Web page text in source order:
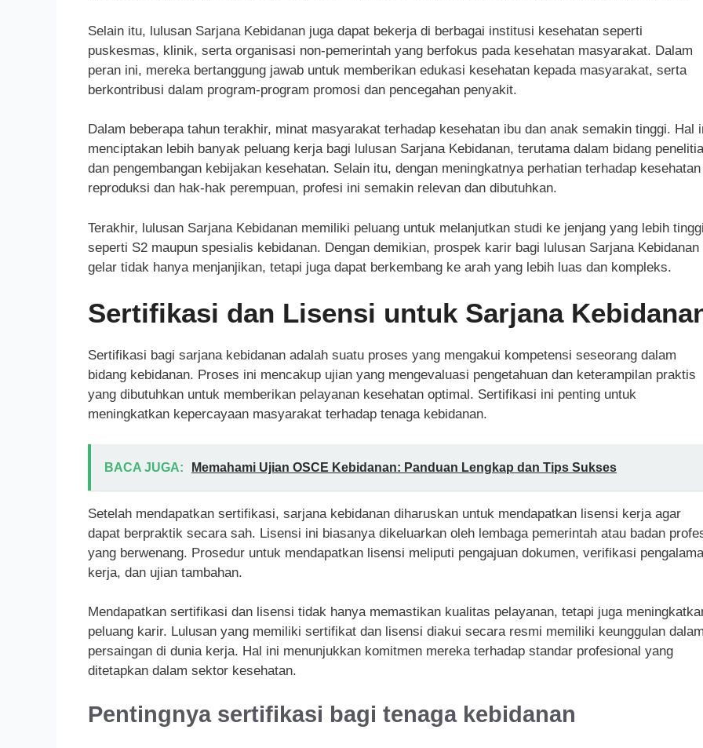
Selain itu, lulusan Sarjana Kebidanan juga dapat bekerja di berbagai institusi kesehatan seperti
puskesmas, klinik, serta organisasi non-pemerintah yang berfokus pada kesehatan masyarakat. Dalam
peran ini, mereka bertanggung jawab untuk memberikan edukasi kesehatan kepada masyarakat, serta
berkontribusi dalam program-program promosi dan pencegahan penyakit.
Dalam beberapa tahun terakhir, minat masyarakat terhadap kesehatan ibu dan anak semakin tinggi. Hal
menciptakan lebih banyak peluang kerja bagi lulusan Sarjana Kebidanan, terutama dalam bidang
dan pengembangan kebijakan kesehatan. Selain itu, dengan meningkatnya perhatian terhadap kesehatan
reproduksi dan hak-hak perempuan, profesi ini semakin relevan dan dibutuhkan.
Terakhir, lulusan Sarjana Kebidanan memiliki peluang untuk melanjutkan studi ke jenjang yang lebih
seperti S2 maupun spesialis kebidanan. Dengan demikian, prospek karir bagi lulusan Sarjana Kebidanan
gelar tidak hanya menjanjikan, tetapi juga dapat berkembang ke arah yang lebih luas dan kompleks.
Sertifikasi dan Lisensi untuk Sarjana
Sertifikasi bagi sarjana kebidanan adalah suatu proses yang mengakui kompetensi seseorang dalam
bidang kebidanan. Proses ini mencakup ujian yang mengevaluasi pengetahuan dan keterampilan praktis
yang dibutuhkan untuk memberikan pelayanan kesehatan optimal. Sertifikasi ini penting untuk
meningkatkan kepercayaan masyarakat terhadap tenaga kebidanan.
BACA JUGA: Memahami Ujian OSCE Kebidanan: Panduan Lengkap dan Tips Sukses
Setelah mendapatkan sertifikasi, sarjana kebidanan diharuskan untuk mendapatkan lisensi kerja agar
dapat berpraktik secara sah. Lisensi ini biasanya dikeluarkan oleh lembaga pemerintah atau badan
yang berwenang. Prosedur untuk mendapatkan lisensi meliputi pengajuan dokumen, verifikasi
kerja, dan ujian tambahan.
Mendapatkan sertifikasi dan lisensi tidak hanya memastikan kualitas pelayanan, tetapi juga
peluang karir. Lulusan yang memiliki sertifikat dan lisensi diakui secara resmi memiliki keunggulan
persaingan di dunia kerja. Hal ini menunjukkan komitmen mereka terhadap standar profesional yang
ditetapkan dalam sektor kesehatan.
Pentingnya sertifikasi bagi tenaga kebidanan